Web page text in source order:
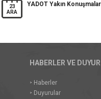
23
ARA
YADOT Yakın
HABERLER VE
Haberler
Duyurular